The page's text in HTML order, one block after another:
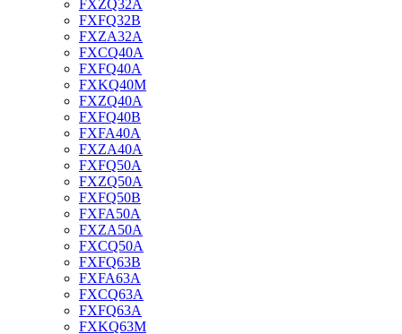
FXZQ32A
FXFQ32B
FXZA32A
FXCQ40A
FXFQ40A
FXKQ40M
FXZQ40A
FXFQ40B
FXFA40A
FXZA40A
FXFQ50A
FXZQ50A
FXFQ50B
FXFA50A
FXZA50A
FXCQ50A
FXFQ63B
FXFA63A
FXCQ63A
FXFQ63A
FXKQ63M